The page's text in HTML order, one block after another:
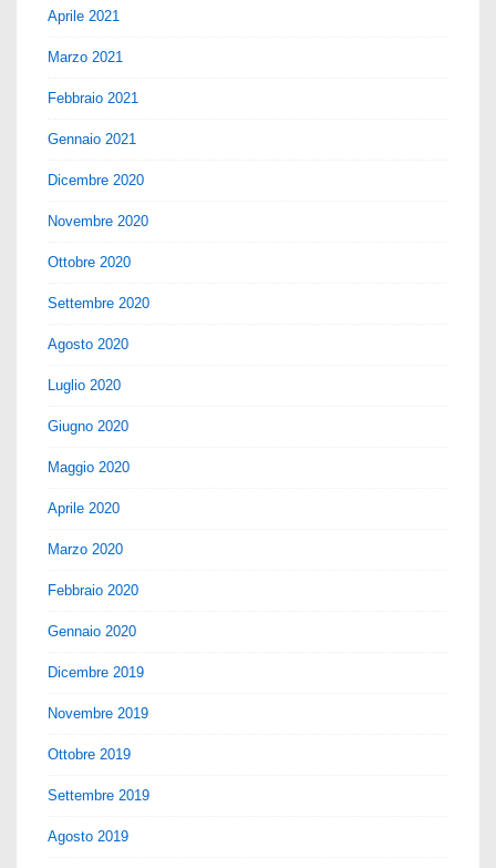
Aprile 2021
Marzo 2021
Febbraio 2021
Gennaio 2021
Dicembre 2020
Novembre 2020
Ottobre 2020
Settembre 2020
Agosto 2020
Luglio 2020
Giugno 2020
Maggio 2020
Aprile 2020
Marzo 2020
Febbraio 2020
Gennaio 2020
Dicembre 2019
Novembre 2019
Ottobre 2019
Settembre 2019
Agosto 2019